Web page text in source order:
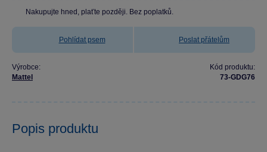
Nakupujte hned, plaťte později. Bez poplatků.
Pohlídat psem Poslat přátelům
Výrobce:
Mattel
Kód produktu:
73-GDG76
Popis produktu